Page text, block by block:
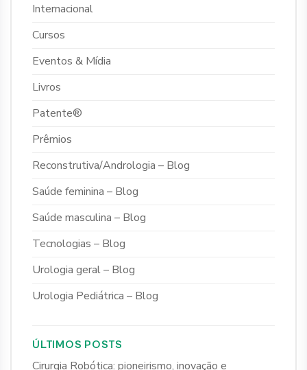
Internacional
Cursos
Eventos & Mídia
Livros
Patente®
Prêmios
Reconstrutiva/Andrologia – Blog
Saúde feminina – Blog
Saúde masculina – Blog
Tecnologias – Blog
Urologia geral – Blog
Urologia Pediátrica – Blog
ÚLTIMOS POSTS
Cirurgia Robótica: pioneirismo, inovação e